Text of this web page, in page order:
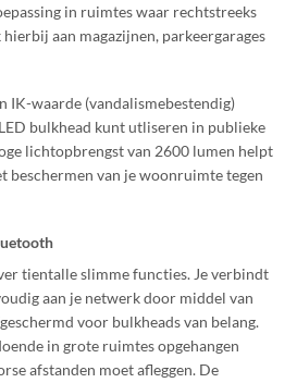
in ruimtes waar rechtstreeks
aan magazijnen, parkeergarages
IK-waarde (vandalismebestendig)
bulkhead kunt utliseren in publieke
lichtopbrengst van 2600 lumen helpt
beschermen van je woonruimte tegen
tientalle slimme functies. Je verbindt
aan je netwerk door middel van
voor bulkheads van belang.
in grote ruimtes opgehangen
afstanden moet afleggen. De